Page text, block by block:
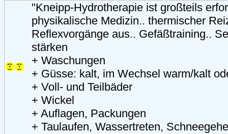
"Kneipp-Hydrotherapie ist großteils
physikalische Medizin.. thermischer
Reflexvorgänge aus.. Gefäßtraining..
stärken
+ Waschungen
+ Güsse: kalt, im Wechsel warm/kalt
+ Voll- und Teilbäder
+ Wickel
+ Auflagen, Packungen
+ Taulaufen, Wassertreten,